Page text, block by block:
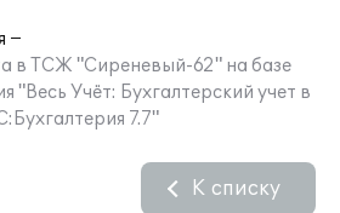
в ТСЖ "Сиреневый-62" на базе
"Весь Учёт: Бухгалтерский учет в
7.7"
К списку